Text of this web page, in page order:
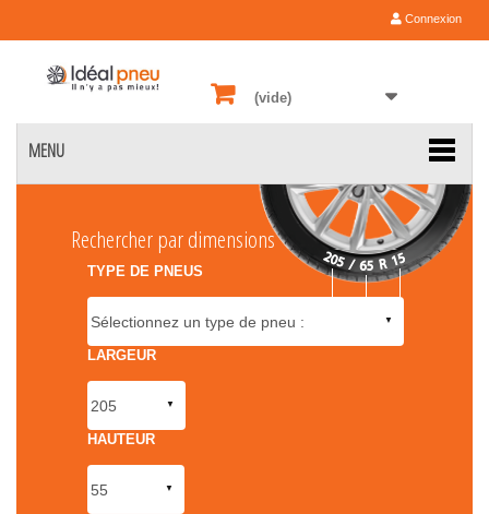
Connexion
(vide)
MENU
Rechercher par dimensions
TYPE DE PNEUS
LARGEUR
HAUTEUR